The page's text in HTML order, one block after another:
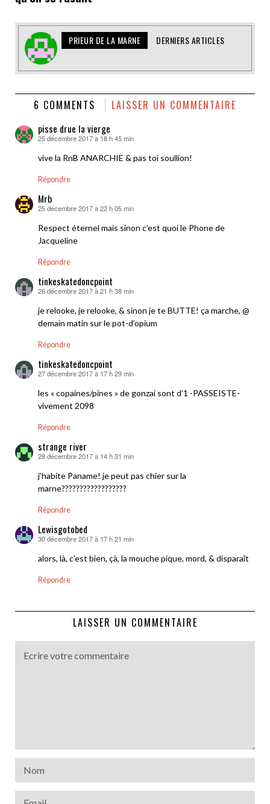
PRIEUR DE LA MARNE DERNIERS ARTICLES
6 COMMENTS LAISSER UN COMMENTAIRE
pisse drue la vierge
dit :
25 décembre 2017 à 18 h 45 min
vive la RnB ANARCHIE & pas toi soullion!
Répondre
Mrb
dit :
25 décembre 2017 à 22 h 05 min
Respect éternel mais sinon c’est quoi le Phone de
Jacqueline
Répondre
tinkeskatedoncpoint
dit :
26 décembre 2017 à 21 h 38 min
je relooke, je relooke, & sinon je te BUTTE! ça marche, @
demain matin sur le pot-d’opium
Répondre
tinkeskatedoncpoint
dit :
27 décembre 2017 à 17 h 29 min
les « copaines/pines » de gonzai sont d’1 -PASSEISTE-
vivement 2098
Répondre
strange river
dit :
28 décembre 2017 à 14 h 31 min
j’habite Paname! je peut pas chier sur la
marne??????????????????
Répondre
Lewisgotobed
dit :
30 décembre 2017 à 17 h 21 min
alors, là, c’est bien, çà, la mouche pique, mord, & disparaît
Répondre
LAISSER UN COMMENTAIRE